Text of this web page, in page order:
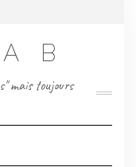
B
mais toujours